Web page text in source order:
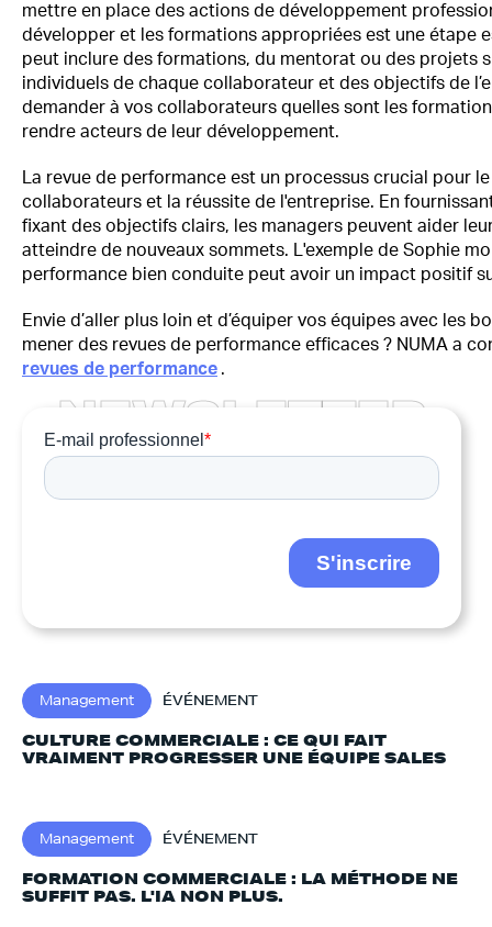
mettre en place des actions de développement
développer et les formations appropriées est une étape
peut inclure des formations, du mentorat ou des projets
individuels de chaque collaborateur et des objectifs de
demander à vos collaborateurs quelles sont les
rendre acteurs de leur développement.
La revue de performance est un processus crucial pour
collaborateurs et la réussite de l'entreprise. En
fixant des objectifs clairs, les managers peuvent aider
atteindre de nouveaux sommets. L'exemple de Sophie
performance bien conduite peut avoir un impact positif
Envie d’aller plus loin et d’équiper vos équipes avec les
mener des revues de performance efficaces ? NUMA a
revues de performance .
NEWSL ETTER
Management ÉVÉNEMENT
CULTURE COMMERCIALE : CE QUI FAIT
VRAIMENT PROGRESSER UNE ÉQUIPE SALES
Management ÉVÉNEMENT
FORMATION COMMERCIALE : LA MÉTHODE NE
SUFFIT PAS. L'IA NON PLUS.‍